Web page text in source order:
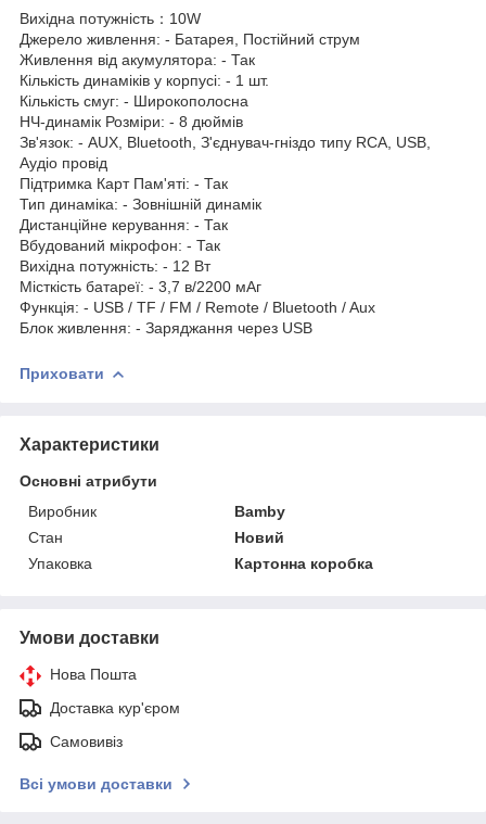
Вихідна потужність：10W
Джерело живлення: - Батарея, Постійний струм
Живлення від акумулятора: - Так
Кількість динаміків у корпусі: - 1 шт.
Кількість смуг: - Широкополосна
НЧ-динамік Розміри: - 8 дюймів
Зв'язок: - AUX, Bluetooth, З'єднувач-гніздо типу RCA, USB,
Аудіо провід
Підтримка Карт Пам'яті: - Так
Тип динаміка: - Зовнішній динамік
Дистанційне керування: - Так
Вбудований мікрофон: - Так
Вихідна потужність: - 12 Вт
Місткість батареї: - 3,7 в/2200 мАг
Функція: - USB / TF / FM / Remote / Bluetooth / Aux
Блок живлення: - Заряджання через USB
Приховати
Характеристики
Основні атрибути
Виробник
Bamby
Стан
Новий
Упаковка
Картонна коробка
Умови доставки
Нова Пошта
Доставка кур'єром
Самовивіз
Всі умови доставки